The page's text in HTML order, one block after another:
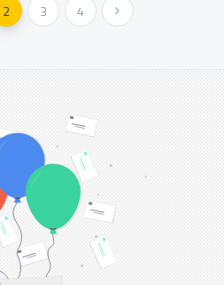
2 3 4 Weiter »